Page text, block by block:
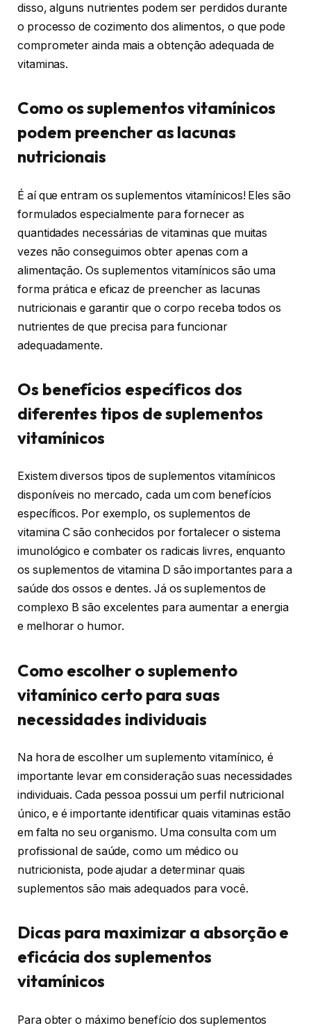
disso, alguns nutrientes podem ser perdidos durante
o processo de cozimento dos alimentos, o que pode
comprometer ainda mais a obtenção adequada de
vitaminas.
Como os suplementos vitamínicos
podem preencher as lacunas
nutricionais
É aí que entram os suplementos vitamínicos! Eles são
formulados especialmente para fornecer as
quantidades necessárias de vitaminas que muitas
vezes não conseguimos obter apenas com a
alimentação. Os suplementos vitamínicos são uma
forma prática e eficaz de preencher as lacunas
nutricionais e garantir que o corpo receba todos os
nutrientes de que precisa para funcionar
adequadamente.
Os benefícios específicos dos
diferentes tipos de suplementos
vitamínicos
Existem diversos tipos de suplementos vitamínicos
disponíveis no mercado, cada um com benefícios
específicos. Por exemplo, os suplementos de
vitamina C são conhecidos por fortalecer o sistema
imunológico e combater os radicais livres, enquanto
os suplementos de vitamina D são importantes para a
saúde dos ossos e dentes. Já os suplementos de
complexo B são excelentes para aumentar a energia
e melhorar o humor.
Como escolher o suplemento
vitamínico certo para suas
necessidades individuais
Na hora de escolher um suplemento vitamínico, é
importante levar em consideração suas necessidades
individuais. Cada pessoa possui um perfil nutricional
único, e é importante identificar quais vitaminas estão
em falta no seu organismo. Uma consulta com um
profissional de saúde, como um médico ou
nutricionista, pode ajudar a determinar quais
suplementos são mais adequados para você.
Dicas para maximizar a absorção e
eficácia dos suplementos
vitamínicos
Para obter o máximo benefício dos suplementos